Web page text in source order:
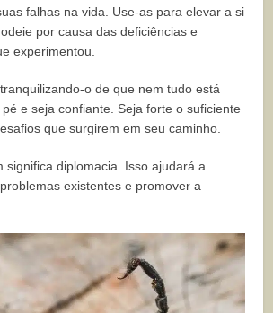
falhas na vida. Use-as para elevar a si
por causa das deficiências e
experimentou.
o de que nem tudo está
e seja confiante. Seja forte o suficiente
que surgirem em seu caminho.
significa diplomacia. Isso ajudará a
existentes e promover a